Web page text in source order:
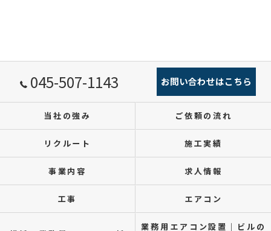
045-507-1143 お問い合わせはこちら
当社の強み ご依頼の流れ
リクルート 施工実績
事業内容 求人情報
工事 エアコン
業務用エアコン設置｜ビルの